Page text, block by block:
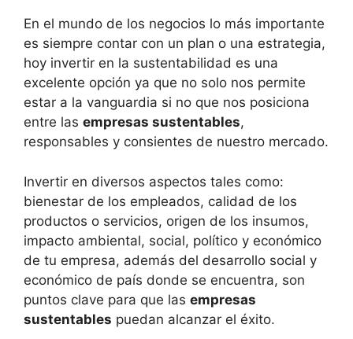
En el mundo de los negocios lo más importante
es siempre contar con un plan o una estrategia,
hoy invertir en la sustentabilidad es una
excelente opción ya que no solo nos permite
estar a la vanguardia si no que nos posiciona
entre las empresas sustentables,
responsables y consientes de nuestro mercado.
Invertir en diversos aspectos tales como:
bienestar de los empleados, calidad de los
productos o servicios, origen de los insumos,
impacto ambiental, social, político y económico
de tu empresa, además del desarrollo social y
económico de país donde se encuentra, son
puntos clave para que las empresas
sustentables puedan alcanzar el éxito.